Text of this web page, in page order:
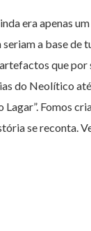
era apenas
a base de
que por
do Neolítico
Fomos
se reconta.